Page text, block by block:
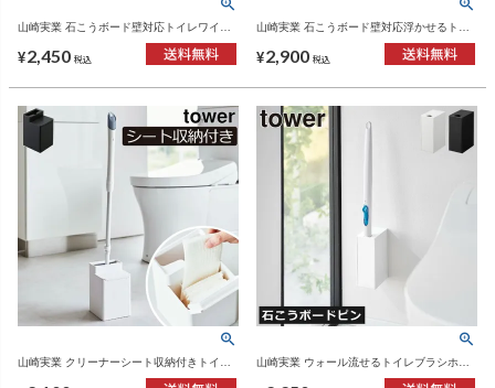
山崎実業 石こうボード壁対応トイレワイパ
タワーシリーズ
¥2,450 税込
山崎実業 石こうボード壁対応浮かせるトイ
ーズ
¥2,900 税込
山崎実業 クリーナーシート収納付きトイレ
ワイパースタンド タワー | トイレ雑貨・タ
山崎実業 ウォール流せるトイレブラシホル
ダー タワー 石こうボード壁対応 tower | ト